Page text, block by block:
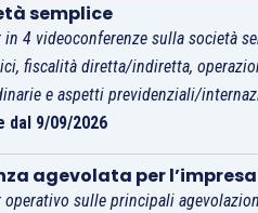
semplice
in 4 videoconferenze sulla società
fiscalità diretta/indiretta,
e aspetti previdenziali/
dal 9/09/2026
agevolata per l’impresa
operativo sulle principali